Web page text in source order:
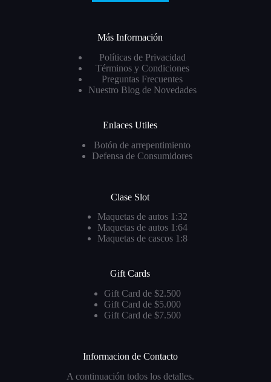
Más Información
Políticas de Privacidad
Términos y Condiciones
Preguntas Frecuentes
Nuestro Blog de Novedades
Enlaces Utiles
Botón de arrepentimiento
Defensa de Consumidores
Clase Slot
Maquetas de autos 1:32
Maquetas de autos 1:64
Maquetas de cascos 1:8
Gift Cards
Gift Card de $2.500
Gift Card de $5.000
Gift Card de $7.500
Informacion de Contacto
A continuación todos los detalles.